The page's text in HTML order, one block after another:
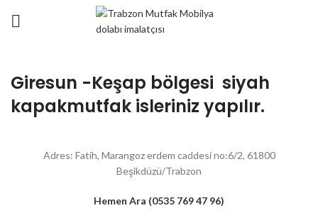
Giresun -Keşap bölgesi siyah
kapakmutfak isleriniz yapılır.
Adres: Fatih, Marangoz erdem caddesi no:6/2, 61800
Beşikdüzü/Trabzon
Hemen Ara (0535 769 47 96)